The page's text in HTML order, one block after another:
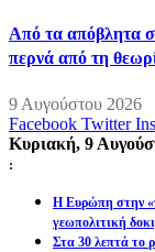
Από τα απόβλητα
περνά από τη
9 Αυγούστου 2026
Facebook Twitter
Κυριακή, 9
:
Η Ευρώπη στην
γεωπολιτική
Στα 30 λεπτά το